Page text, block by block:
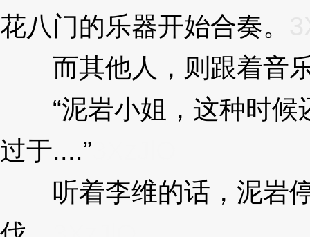
花八门的乐器开始合奏。
而其他人，则跟着音
“泥岩小姐，这种时候
过于....”
听着李维的话，泥岩停